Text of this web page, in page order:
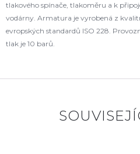
tlakového spínače, tlakoměru a k
vodárny. Armatura je vyrobená z
evropských standardů ISO 228.
tlak je 10 barů.